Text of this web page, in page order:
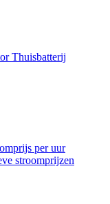
Thuisbatterij
per uur
stroomprijzen